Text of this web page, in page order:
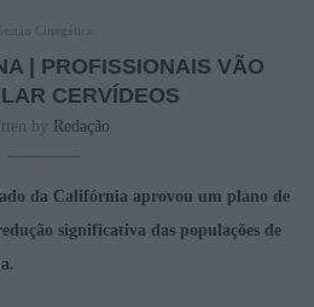
Cinegética
| PROFISSIONAIS VÃO
CERVÍDEOS
by Redação
da Califórnia aprovou um plano de
significativa das populações de